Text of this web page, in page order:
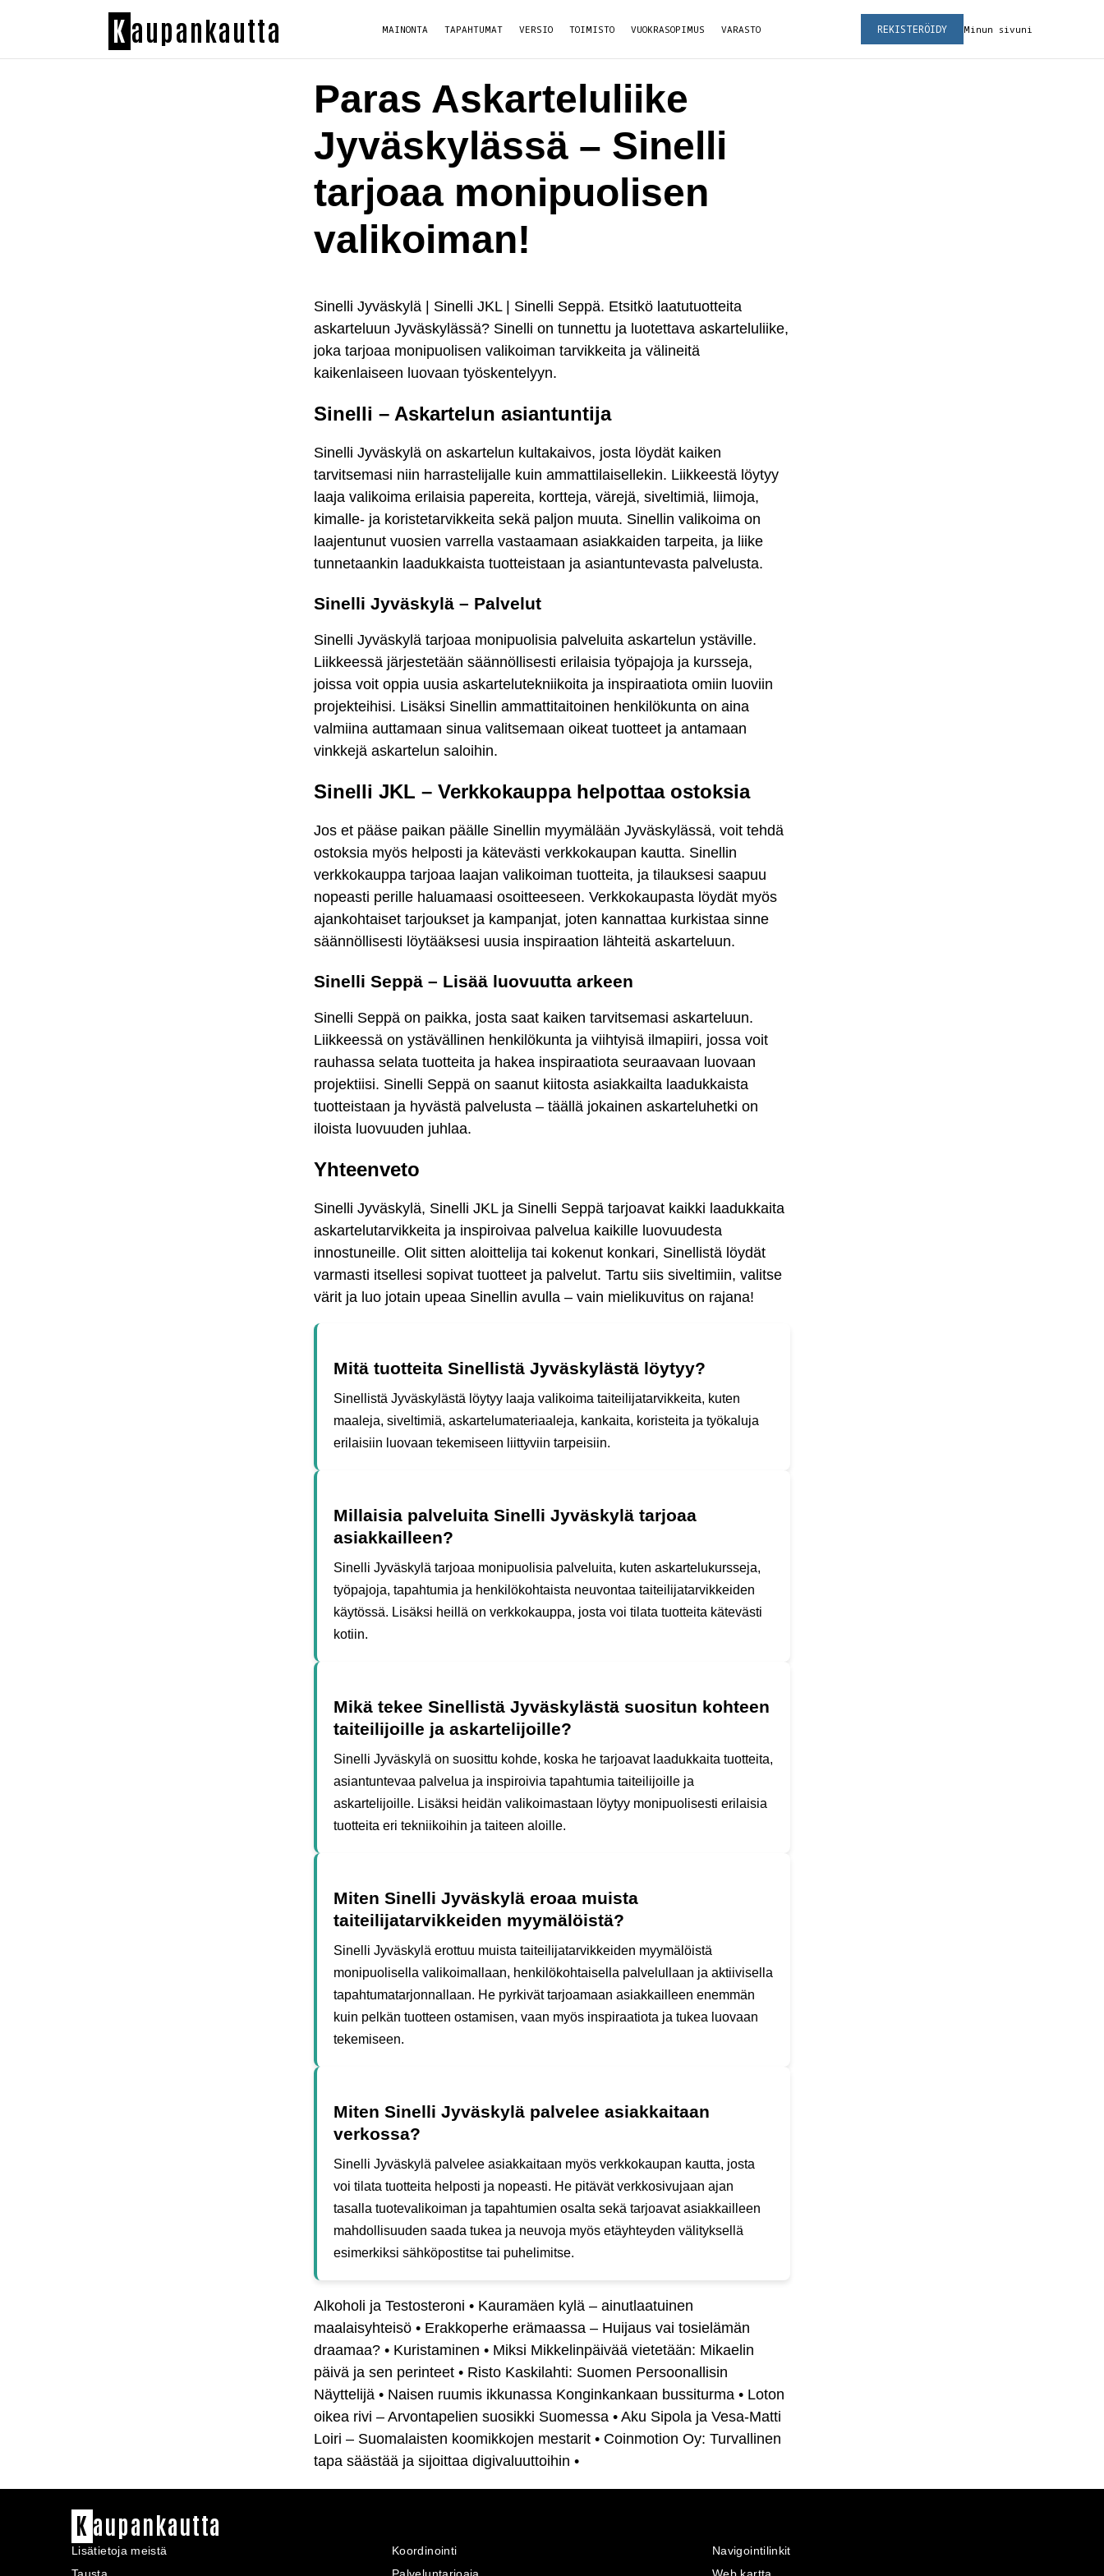
K aupankautta MAINONTA TAPAHTUMAT VERSIO TOIMISTO VUOKRASOPIMUS VARASTO Minun sivuni
REKISTERÖIDY
Paras Askarteluliike
Jyväskylässä – Sinelli
tarjoaa monipuolisen
valikoiman!
Sinelli Jyväskylä | Sinelli JKL | Sinelli Seppä. Etsitkö laatutuotteita
askarteluun Jyväskylässä? Sinelli on tunnettu ja luotettava askarteluliike,
joka tarjoaa monipuolisen valikoiman tarvikkeita ja välineitä
kaikenlaiseen luovaan työskentelyyn.
Sinelli – Askartelun asiantuntija
Sinelli Jyväskylä on askartelun kultakaivos, josta löydät kaiken
tarvitsemasi niin harrastelijalle kuin ammattilaisellekin. Liikkeestä löytyy
laaja valikoima erilaisia papereita, kortteja, värejä, siveltimiä, liimoja,
kimalle- ja koristetarvikkeita sekä paljon muuta. Sinellin valikoima on
laajentunut vuosien varrella vastaamaan asiakkaiden tarpeita, ja liike
tunnetaankin laadukkaista tuotteistaan ja asiantuntevasta palvelusta.
Sinelli Jyväskylä – Palvelut
Sinelli Jyväskylä tarjoaa monipuolisia palveluita askartelun ystäville.
Liikkeessä järjestetään säännöllisesti erilaisia työpajoja ja kursseja,
joissa voit oppia uusia askartelutekniikoita ja inspiraatiota omiin luoviin
projekteihisi. Lisäksi Sinellin ammattitaitoinen henkilökunta on aina
valmiina auttamaan sinua valitsemaan oikeat tuotteet ja antamaan
vinkkejä askartelun saloihin.
Sinelli JKL – Verkkokauppa helpottaa ostoksia
Jos et pääse paikan päälle Sinellin myymälään Jyväskylässä, voit tehdä
ostoksia myös helposti ja kätevästi verkkokaupan kautta. Sinellin
verkkokauppa tarjoaa laajan valikoiman tuotteita, ja tilauksesi saapuu
nopeasti perille haluamaasi osoitteeseen. Verkkokaupasta löydät myös
ajankohtaiset tarjoukset ja kampanjat, joten kannattaa kurkistaa sinne
säännöllisesti löytääksesi uusia inspiraation lähteitä askarteluun.
Sinelli Seppä – Lisää luovuutta arkeen
Sinelli Seppä on paikka, josta saat kaiken tarvitsemasi askarteluun.
Liikkeessä on ystävällinen henkilökunta ja viihtyisä ilmapiiri, jossa voit
rauhassa selata tuotteita ja hakea inspiraatiota seuraavaan luovaan
projektiisi. Sinelli Seppä on saanut kiitosta asiakkailta laadukkaista
tuotteistaan ja hyvästä palvelusta – täällä jokainen askarteluhetki on
iloista luovuuden juhlaa.
Yhteenveto
Sinelli Jyväskylä, Sinelli JKL ja Sinelli Seppä tarjoavat kaikki laadukkaita
askartelutarvikkeita ja inspiroivaa palvelua kaikille luovuudesta
innostuneille. Olit sitten aloittelija tai kokenut konkari, Sinellistä löydät
varmasti itsellesi sopivat tuotteet ja palvelut. Tartu siis siveltimiin, valitse
värit ja luo jotain upeaa Sinellin avulla – vain mielikuvitus on rajana!
Mitä tuotteita Sinellistä Jyväskylästä löytyy?
Sinellistä Jyväskylästä löytyy laaja valikoima taiteilijatarvikkeita, kuten
maaleja, siveltimiä, askartelumateriaaleja, kankaita, koristeita ja työkaluja
erilaisiin luovaan tekemiseen liittyviin tarpeisiin.
Millaisia palveluita Sinelli Jyväskylä tarjoaa
asiakkailleen?
Sinelli Jyväskylä tarjoaa monipuolisia palveluita, kuten askartelukursseja,
työpajoja, tapahtumia ja henkilökohtaista neuvontaa taiteilijatarvikkeiden
käytössä. Lisäksi heillä on verkkokauppa, josta voi tilata tuotteita kätevästi
kotiin.
Mikä tekee Sinellistä Jyväskylästä suositun kohteen
taiteilijoille ja askartelijoille?
Sinelli Jyväskylä on suosittu kohde, koska he tarjoavat laadukkaita tuotteita,
asiantuntevaa palvelua ja inspiroivia tapahtumia taiteilijoille ja
askartelijoille. Lisäksi heidän valikoimastaan löytyy monipuolisesti erilaisia
tuotteita eri tekniikoihin ja taiteen aloille.
Miten Sinelli Jyväskylä eroaa muista
taiteilijatarvikkeiden myymälöistä?
Sinelli Jyväskylä erottuu muista taiteilijatarvikkeiden myymälöistä
monipuolisella valikoimallaan, henkilökohtaisella palvelullaan ja aktiivisella
tapahtumatarjonnallaan. He pyrkivät tarjoamaan asiakkailleen enemmän
kuin pelkän tuotteen ostamisen, vaan myös inspiraatiota ja tukea luovaan
tekemiseen.
Miten Sinelli Jyväskylä palvelee asiakkaitaan
verkossa?
Sinelli Jyväskylä palvelee asiakkaitaan myös verkkokaupan kautta, josta
voi tilata tuotteita helposti ja nopeasti. He pitävät verkkosivujaan ajan
tasalla tuotevalikoiman ja tapahtumien osalta sekä tarjoavat asiakkailleen
mahdollisuuden saada tukea ja neuvoja myös etäyhteyden välityksellä
esimerkiksi sähköpostitse tai puhelimitse.
Alkoholi ja Testosteroni • Kauramäen kylä – ainutlaatuinen
maalaisyhteisö • Erakkoperhe erämaassa – Huijaus vai tosielämän
draamaa? • Kuristaminen • Miksi Mikkelinpäivää vietetään: Mikaelin
päivä ja sen perinteet • Risto Kaskilahti: Suomen Persoonallisin
Näyttelijä • Naisen ruumis ikkunassa Konginkankaan bussiturma • Loton
oikea rivi – Arvontapelien suosikki Suomessa • Aku Sipola ja Vesa-Matti
Loiri – Suomalaisten koomikkojen mestarit • Coinmotion Oy: Turvallinen
tapa säästää ja sijoittaa digivaluuttoihin •
K aupankautta
Lisätietoja meistä
Koordinointi
Navigointilinkit